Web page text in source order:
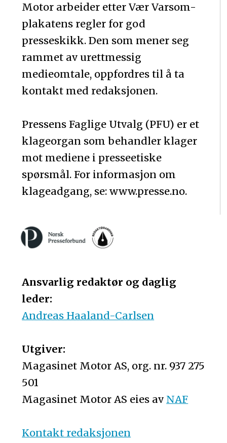
Motor arbeider etter Vær Varsom-
plakatens regler for god
presseskikk. Den som mener seg
rammet av urettmessig
medieomtale, oppfordres til å ta
kontakt med redaksjonen.
Pressens Faglige Utvalg (PFU) er et
klageorgan som behandler klager
mot mediene i presseetiske
spørsmål. For informasjon om
klageadgang, se: www.presse.no.
Ansvarlig redaktør og daglig
leder:
Andreas Haaland-Carlsen
Utgiver:
Magasinet Motor AS, org. nr. 937 275
501
Magasinet Motor AS eies av NAF
Kontakt redaksjonen